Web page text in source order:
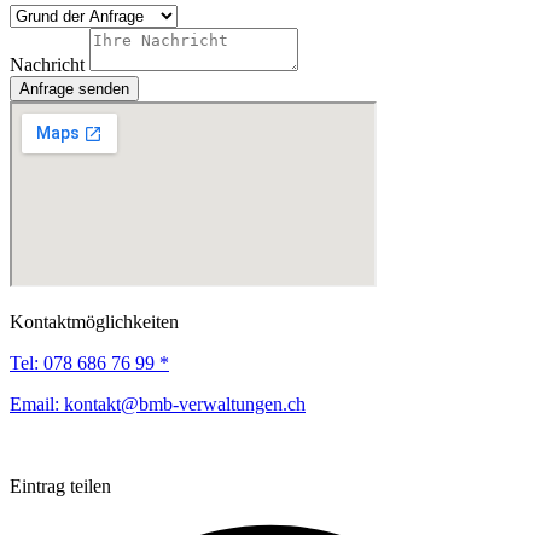
Nachricht
Anfrage senden
Kontaktmöglichkeiten
Tel: 078 686 76 99 *
Email: kontakt@bmb-verwaltungen.ch
Eintrag teilen